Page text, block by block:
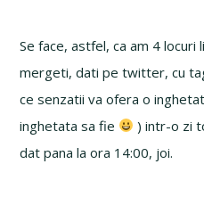
Se face, astfel, ca am 4 locuri
mergeti, dati pe twitter, cu
ce senzatii va ofera o
inghetata sa fie
) intr-o zi
dat pana la ora 14:00, joi.